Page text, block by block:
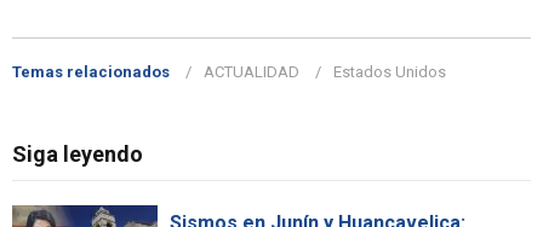
Temas relacionados ACTUALIDAD Estados Unidos
Siga leyendo
Sismos en Junín y Huancavelica: